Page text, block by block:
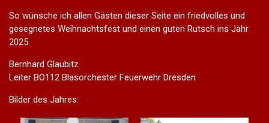
So wünsche ich allen Gästen dieser Seite ein friedvolles und
gesegnetes Weihnachtsfest und einen guten Rutsch ins Jahr
2025.
Bernhard Glaubitz
Leiter BO112 Blasorchester Feuerwehr Dresden
Bilder des Jahres: